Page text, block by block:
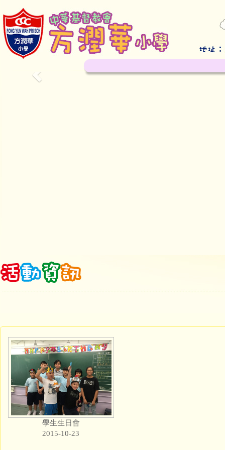
Previous
學生生日會
2015-10-23